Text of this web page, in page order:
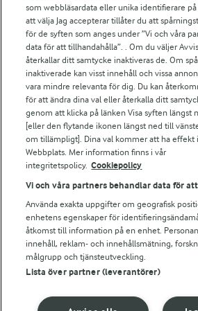
Fler Arlasajter
För ägare
Arlas kundportal
Arla.com
Falbygdens Ost
Arla webbshop
Bildbank
Följ oss
som webbläsardata eller unika identifierare
att välja Jag accepterar tillåter du att
för de syften som anges under ”Vi och våra
data för att tillhandahålla”. . Om du väljer
återkallar ditt samtycke inaktiveras de. Om
inaktiverade kan visst innehåll och vissa
vara mindre relevanta för dig. Du kan
för att ändra dina val eller återkalla ditt
genom att klicka på länken Visa syften längst
[eller den flytande ikonen längst ned till
om tillämpligt]. Dina val kommer att ha effekt
Webbplats. Mer information finns i vår
integritetspolicy. Cookiepolicy
Vi och våra partners behandlar data för
Använda exakta uppgifter om geografisk
enhetens egenskaper för
åtkomst till information på en enhet.
innehåll, reklam- och innehållsmätning,
målgrupp och tjänsteutveckling.
Lista över partner (leverantörer)